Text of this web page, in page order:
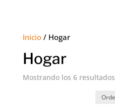
Inicio/ Hogar
Hogar
Mostrando los 6 resultados